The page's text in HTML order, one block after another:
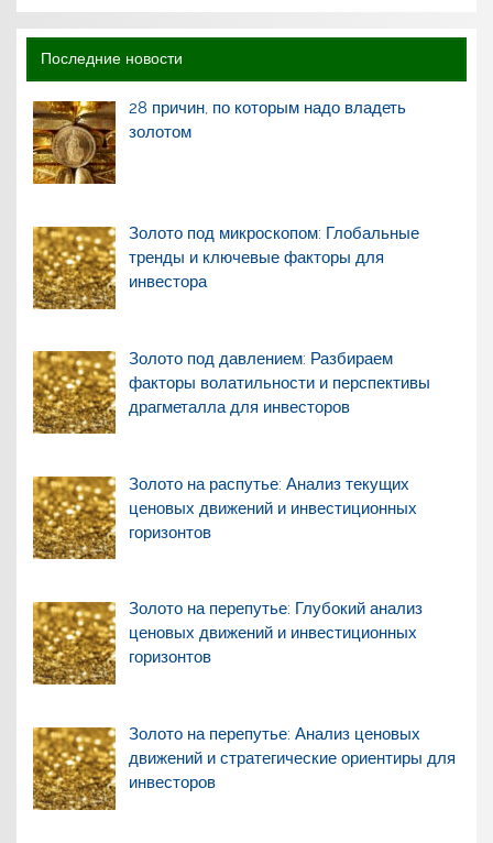
Последние новости
28 причин, по которым надо владеть
золотом
Золото под микроскопом: Глобальные
тренды и ключевые факторы для
инвестора
Золото под давлением: Разбираем
факторы волатильности и перспективы
драгметалла для инвесторов
Золото на распутье: Анализ текущих
ценовых движений и инвестиционных
горизонтов
Золото на перепутье: Глубокий анализ
ценовых движений и инвестиционных
горизонтов
Золото на перепутье: Анализ ценовых
движений и стратегические ориентиры для
инвесторов